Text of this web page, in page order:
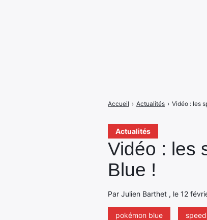
Actualités
Vidéo : les
Blue !
Par Julien Barthet , le 12
pokémon blue
Accueil › Actualités › Vidéo : les